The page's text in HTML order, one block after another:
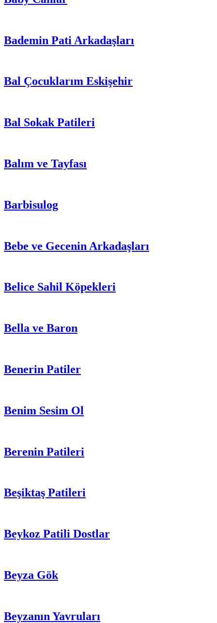
Bademin Pati Arkadaşları
Bal Çocuklarım Eskişehir
Bal Sokak Patileri
Balım ve Tayfası
Barbisulog
Bebe ve Gecenin Arkadaşları
Belice Sahil Köpekleri
Bella ve Baron
Benerin Patiler
Benim Sesim Ol
Berenin Patileri
Beşiktaş Patileri
Beykoz Patili Dostlar
Beyza Gök
Beyzanın Yavruları